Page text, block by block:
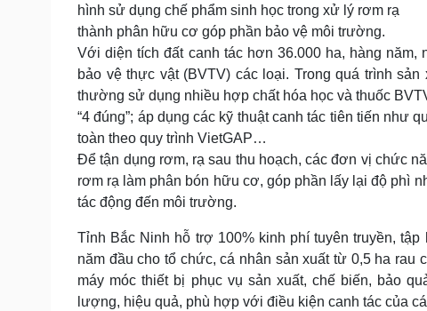
hình sử dụng chế phẩm sinh học trong xử lý rơm rạ
thành phân hữu cơ góp phần bảo vệ môi trường.
Với diện tích đất canh tác hơn 36.000 ha, hàng
bảo vệ thực vật (BVTV) các loại. Trong quá trình
thường sử dụng nhiều hợp chất hóa học và thuốc
“4 đúng”; áp dụng các kỹ thuật canh tác tiên tiến như
toàn theo quy trình VietGAP…
Để tận dụng rơm, rạ sau thu hoạch, các đơn vị chức
rơm rạ làm phân bón hữu cơ, góp phần lấy lại độ phì
tác động đến môi trường.
Tỉnh Bắc Ninh hỗ trợ 100% kinh phí tuyên truyền,
năm đầu cho tổ chức, cá nhân sản xuất từ 0,5 ha
máy móc thiết bị phục vụ sản xuất, chế biến, bảo
lượng, hiệu quả, phù hợp với điều kiện canh tác của